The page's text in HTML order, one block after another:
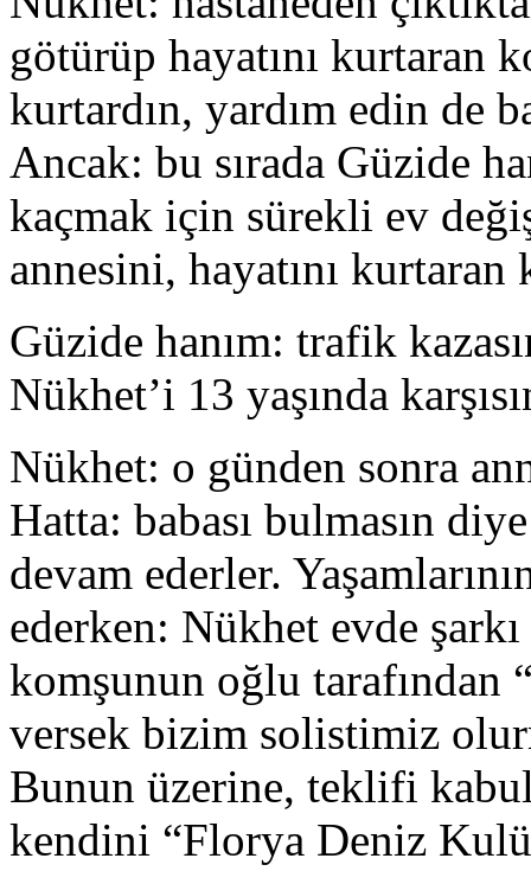
götürüp hayatını kurtaran
kurtardın, yardım edin de
Ancak: bu sırada Güzide
kaçmak için sürekli ev
annesini, hayatını
Güzide hanım: trafik
Nükhet’i 13 yaşında
Nükhet: o günden sonra
Hatta: babası bulmasın
devam ederler.
ederken: Nükhet evde
komşunun oğlu tarafından
versek bizim solistimiz
Bunun üzerine, teklifi
kendini “Florya Deniz